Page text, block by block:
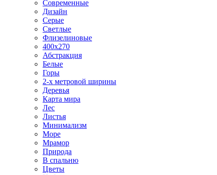
Современные
Дизайн
Серые
Светлые
Флизелиновые
400х270
Абстракция
Белые
Горы
2-х метровой ширины
Деревья
Карта мира
Лес
Листья
Минимализм
Море
Мрамор
Природа
В спальню
Цветы